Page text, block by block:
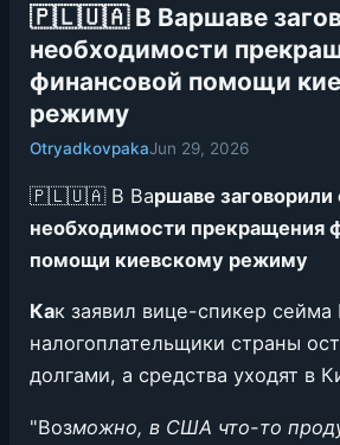
🇵🇱🇺🇦 В Варшаве
необходимости
финансовой помощи
режиму
OtryadkovpakaJun 29, 2026
🇵🇱🇺🇦 В Варшаве заговорили
необходимости прекращения
помощи киевскому режиму
Как заявил вице-спикер
налогоплательщики страны
долгами, а средства уходят в
"Возможно, в США что-то